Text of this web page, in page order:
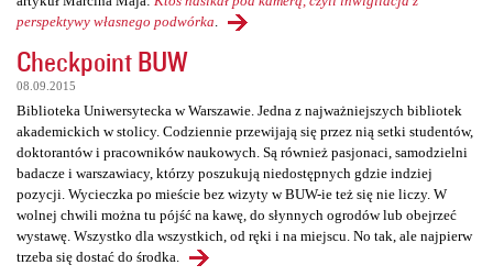
perspektywy własnego podwórka
Checkpoint BUW
08.09.2015
Biblioteka Uniwersytecka w Warszawie. Jedna z najważniejszych bibliotek
akademickich w stolicy. Codziennie przewijają się przez nią setki studentów,
doktorantów i pracowników naukowych. Są również pasjonaci, samodzielni
badacze i warszawiacy, którzy poszukują niedostępnych gdzie indziej
pozycji. Wycieczka po mieście bez wizyty w BUW-ie też się nie liczy. W
wolnej chwili można tu pójść na kawę, do słynnych ogrodów lub obejrzeć
wystawę. Wszystko dla wszystkich, od ręki i na miejscu. No tak, ale najpierw
trzeba się dostać do środka.